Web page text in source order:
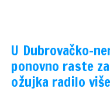
U Dubrovačko-
ponovno raste
ožujka radilo